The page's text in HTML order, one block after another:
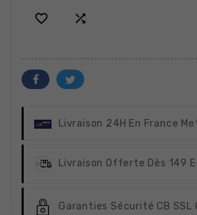
 
Livraison 24H En France
Livraison Offerte Dès 149
Garanties Sécurité CB